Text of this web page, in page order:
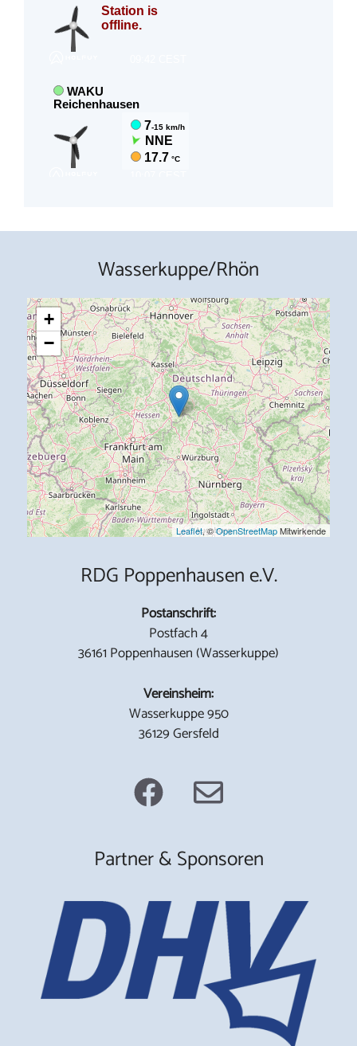
Wasserkuppe/Rhön
+
−
Leaflet, ©OpenStreetMapMitwirkende
RDG Poppenhausen e.V.
Postanschrift:
Postfach 4
36161 Poppenhausen (Wasserkuppe)
Vereinsheim:
Wasserkuppe 950
36129 Gersfeld
Partner & Sponsoren